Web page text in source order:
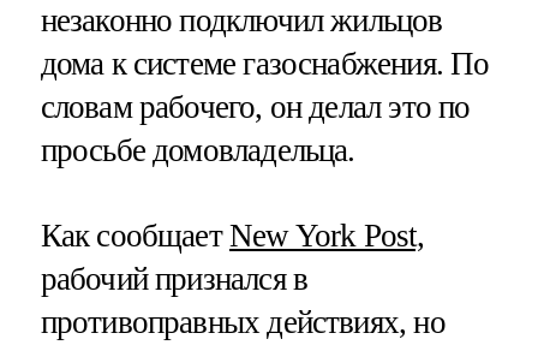
незаконно подключил жильцов
дома к системе газоснабжения. По
словам рабочего, он делал это по
просьбе домовладельца.
Как сообщаетNew York Post,
рабочий признался в
противоправных действиях, но